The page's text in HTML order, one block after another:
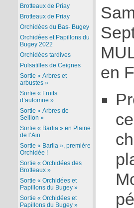
en
Brotteaux de Priay
Brotteaux de Priay
Orchidées du Bas- Bugey
Orchidées et Papillons du
Bugey 2022
Orchidées tardives
Pulsatilles de Ceignes
Sortie « Arbres et
arbustes »
Sortie « Fruits
d’automne »
Sortie « Arbres de
Seillon »
Sortie « Barlia » en Plaine
de l’Ain
Sortie « Barlia », première
Orchidée !
Sortie « Orchidées des
Brotteaux »
Sortie « Orchidées et
Papillons du Bugey »
Sortie « Orchidées et
Papillons du Bugey »